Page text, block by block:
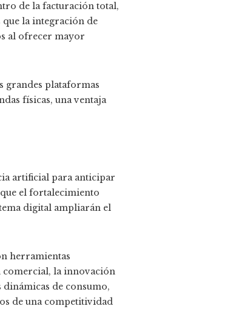
de la facturación total,
la integración de
al ofrecer mayor
grandes plataformas
físicas, una ventaja
artificial para anticipar
el fortalecimiento
digital ampliarán el
herramientas
comercial, la innovación
dinámicas de consumo,
de una competitividad